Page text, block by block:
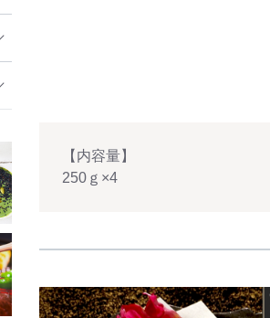
【内容量】
250ｇ×4